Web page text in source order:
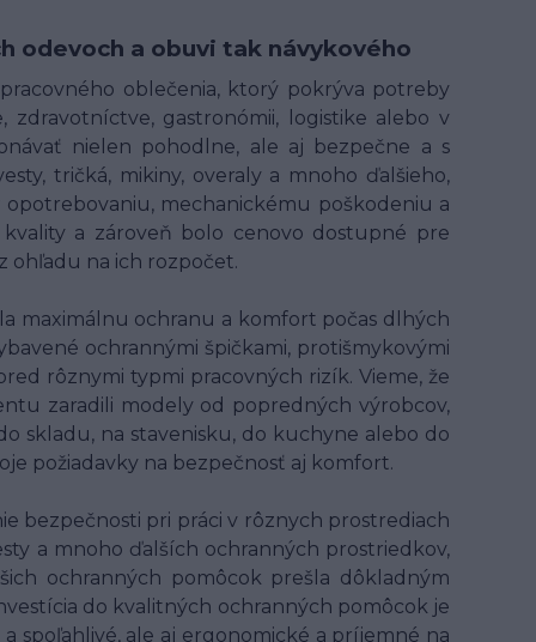
odevoch a obuvi tak návykového
oblečenia, ktorý pokrýva potreby
zdravotníctve, gastronómii, logistike alebo v
nielen pohodlne, ale aj bezpečne a s
tričká, mikiny, overaly a mnoho ďalšieho,
mechanickému poškodeniu a
a zároveň bolo cenovo dostupné pre
ohľadu na ich rozpočet.
maximálnu ochranu a komfort počas dlhých
ochrannými špičkami, protišmykovými
rôznymi typmi pracovných rizík. Vieme, že
zaradili modely od popredných výrobcov,
skladu, na stavenisku, do kuchyne alebo do
požiadavky na bezpečnosť aj komfort.
bezpečnosti pri práci v rôznych prostrediach
a mnoho ďalších ochranných prostriedkov,
ochranných pomôcok prešla dôkladným
do kvalitných ochranných pomôcok je
spoľahlivé, ale aj ergonomické a príjemné na